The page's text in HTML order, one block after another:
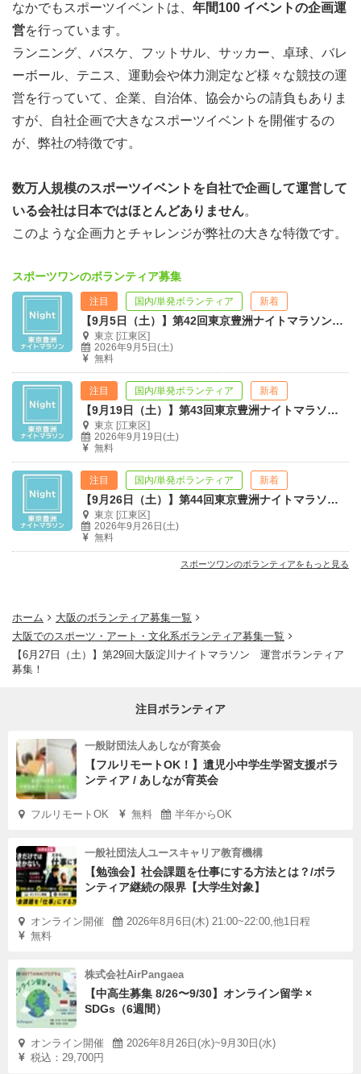
なかでもスポーツイベントは、 年間100 イベントの企画運
営を行っています。
ランニング、バスケ、フットサル、サッカー、卓球、バレ
ーボール、テニス、運動会や体力測定など様々な競技の運
営を行っていて、企業、自治体、協会からの請負もありま
すが、自社企画で大きなスポーツイベントを開催するの
が、弊社の特徴です。
数万人規模のスポーツイベントを自社で企画して運営して
いる会社は日本ではほとんどありません。
このような企画力とチャレンジが弊社の大きな特徴です。
スポーツワンのボランティア募集
注目 国内/単発ボランティア 新着
【9月5日（土）】第42回東京豊洲ナイトマラソン 運営ボランティア募集！
東京 [江東区]
2026年9月5日(土)
無料
注目 国内/単発ボランティア 新着
【9月19日（土）】第43回東京豊洲ナイトマラソン 運営ボランティア募集！
東京 [江東区]
2026年9月19日(土)
無料
注目 国内/単発ボランティア 新着
【9月26日（土）】第44回東京豊洲ナイトマラソン 運営ボランティア募集！
東京 [江東区]
2026年9月26日(土)
無料
スポーツワンのボランティアをもっと見る
ホーム
大阪のボランティア募集一覧
大阪でのスポーツ・アート・文化系ボランティア募集一覧
【6月27日（土）】第29回大阪淀川ナイトマラソン 運営ボランティア
募集！
注目ボランティア
一般財団法人あしなが育英会
【フルリモートOK！】遺児小中学生学習支援ボラ
ンティア / あしなが育英会
フルリモートOK 無料 半年からOK
一般社団法人ユースキャリア教育機構
【勉強会】社会課題を仕事にする方法とは？/ボラ
ンティア継続の限界【大学生対象】
オンライン開催
2026年8月6日(木) 21:00~22:00,他1日程
無料
株式会社AirPangaea
【中高生募集 8/26〜9/30】オンライン留学 ×
SDGs（6週間）
オンライン開催
2026年8月26日(水)~9月30日(水)
税込：29,700円